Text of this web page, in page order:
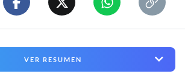
VER RESUMEN